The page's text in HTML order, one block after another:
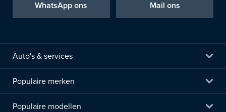
WhatsApp ons Mail ons
Auto's & services
Populaire merken
Populaire modellen